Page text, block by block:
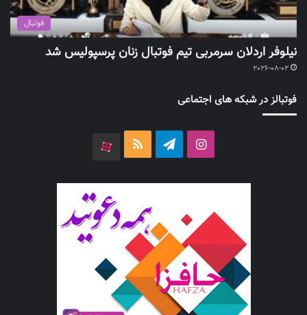
فوتبال
نیلوفر اردلان سرمربی تیم فوتبال زنان پرسپولیس شد
2026-08-02
فوتبالز در شبکه های اجتماعی
اینستاگرامتلگرام خوراک